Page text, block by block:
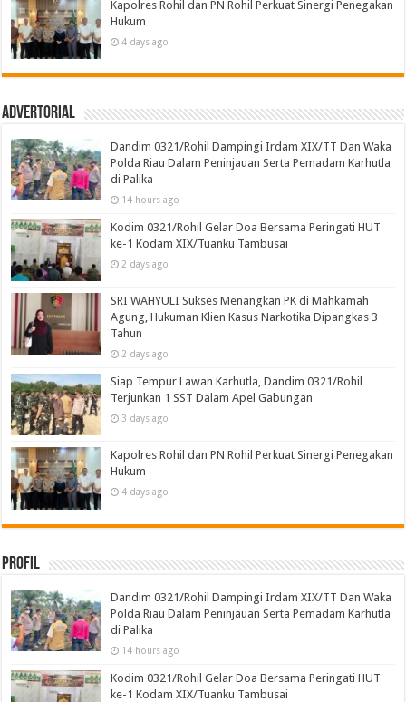
Kapolres Rohil dan PN Rohil Perkuat Sinergi Penegakan
Hukum
4 days ago
Advertorial
Dandim 0321/Rohil Dampingi Irdam XIX/TT Dan Waka
Polda Riau Dalam Peninjauan Serta Pemadam Karhutla
di Palika
14 hours ago
Kodim 0321/Rohil Gelar Doa Bersama Peringati HUT
ke-1 Kodam XIX/Tuanku Tambusai
2 days ago
SRI WAHYULI Sukses Menangkan PK di Mahkamah
Agung, Hukuman Klien Kasus Narkotika Dipangkas 3
Tahun
2 days ago
Siap Tempur Lawan Karhutla, Dandim 0321/Rohil
Terjunkan 1 SST Dalam Apel Gabungan
3 days ago
Kapolres Rohil dan PN Rohil Perkuat Sinergi Penegakan
Hukum
4 days ago
Profil
Dandim 0321/Rohil Dampingi Irdam XIX/TT Dan Waka
Polda Riau Dalam Peninjauan Serta Pemadam Karhutla
di Palika
14 hours ago
Kodim 0321/Rohil Gelar Doa Bersama Peringati HUT
ke-1 Kodam XIX/Tuanku Tambusai